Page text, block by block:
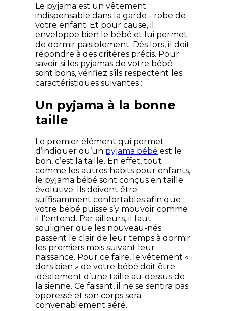
Le pyjama est un vêtement
indispensable dans la garde - robe de
votre enfant. Et pour cause, il
enveloppe bien le bébé et lui permet
de dormir paisiblement. Dès lors, il doit
répondre à des critères précis. Pour
savoir si les pyjamas de votre bébé
sont bons, vérifiez s’ils respectent les
caractéristiques suivantes :
Un pyjama à la bonne
taille
Le premier élément qui permet
d’indiquer qu’un pyjama bébé est le
bon, c’est la taille. En effet, tout
comme les autres habits pour enfants,
le pyjama bébé sont conçus en taille
évolutive. Ils doivent être
suffisamment confortables afin que
votre bébé puisse s’y mouvoir comme
il l’entend. Par ailleurs, il faut
souligner que les nouveau-nés
passent le clair de leur temps à dormir
les premiers mois suivant leur
naissance. Pour ce faire, le vêtement «
dors bien » de votre bébé doit être
idéalement d’une taille au-dessus de
la sienne. Ce faisant, il ne se sentira pas
oppressé et son corps sera
convenablement aéré.